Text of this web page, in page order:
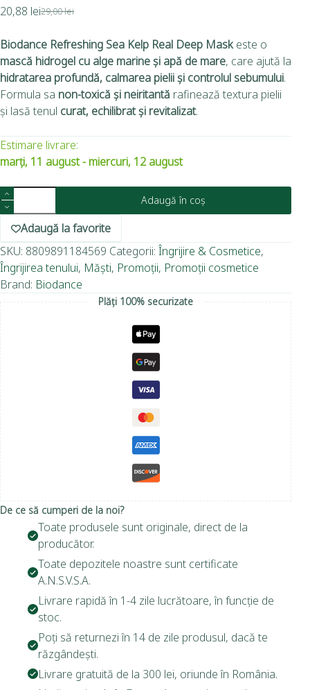
29,00lei
20,88 lei
Biodance Refreshing Sea Kelp Real Deep Maskeste o
mască hidrogel cu alge marine și apă de mare, care ajută la
hidratarea profundă, calmarea pielii și controlul sebumului.
Formula sa non-toxică și neiritantă rafinează textura pielii
și lasă tenul curat, echilibrat și revitalizat.
Estimare livrare:
marți, 11 august - miercuri, 12 august
Adaugă în coș
Adaugă la favorite
SKU: 8809891184569 Categorii: Îngrijire & Cosmetice,
Îngrijirea tenului, Măști, Promoții, Promoții cosmetice
Brand: Biodance
Plăți 100% securizate
De ce să cumperi de la noi?
Toate produsele sunt originale, direct de la
producător.
Toate depozitele noastre sunt certificate
A.N.S.V.S.A.
Livrare rapidă în 1-4 zile lucrătoare, în funcție de
stoc.
Poți să returnezi în 14 de zile produsul, dacă te
răzgândești.
Livrare gratuită de la 300 lei, oriunde în România.